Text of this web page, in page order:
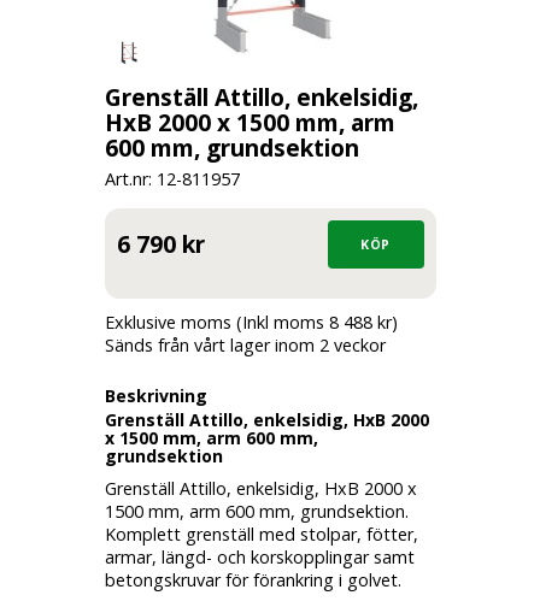
Grenställ Attillo, enkelsidig,
HxB 2000 x 1500 mm, arm
600 mm, grundsektion
Art.nr: 12-811957
6 790 kr
Exklusive moms (Inkl moms 8 488 kr)
Sänds från vårt lager inom 2 veckor
Beskrivning
Grenställ Attillo, enkelsidig, HxB 2000
x 1500 mm, arm 600 mm,
grundsektion
Grenställ Attillo, enkelsidig, HxB 2000 x
1500 mm, arm 600 mm, grundsektion.
Komplett grenställ med stolpar, fötter,
armar, längd- och korskopplingar samt
betongskruvar för förankring i golvet.